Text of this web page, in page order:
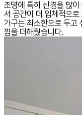
조명에 특히 신경을 많이
서 공간이 더 입체적으로
가구는 최소한으로 두고
낌을 더해줬습니다.